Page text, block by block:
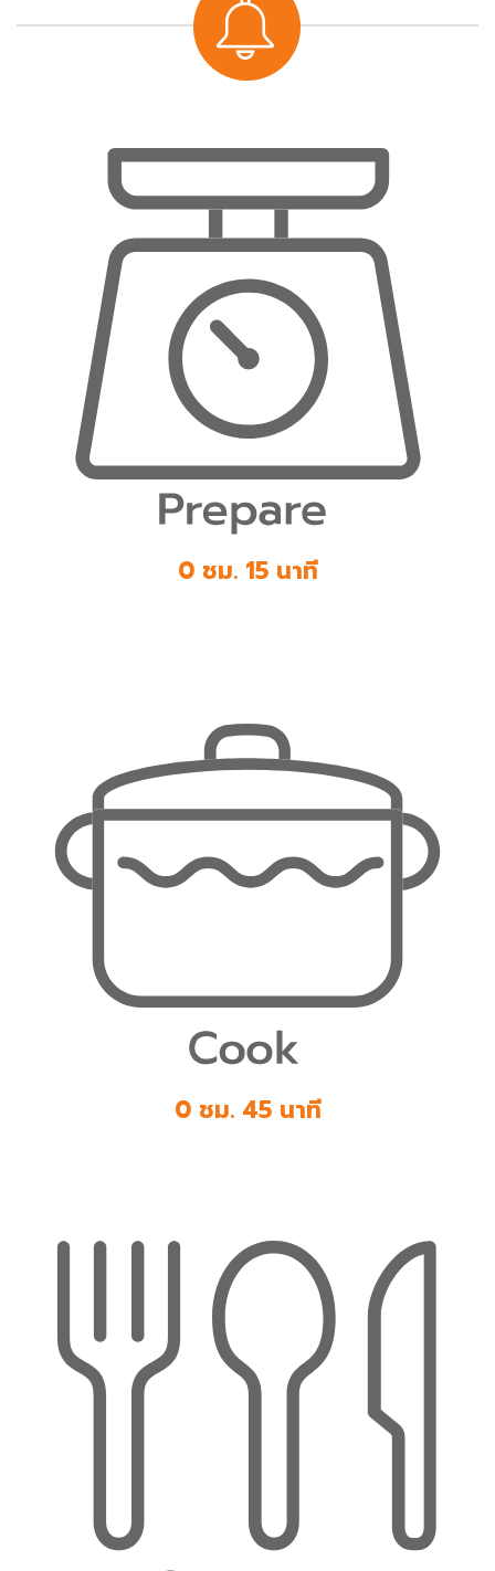
0 ชม. 15 นาที
0 ชม. 45 นาที